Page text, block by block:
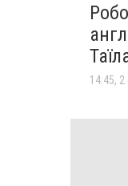
14:45, 2